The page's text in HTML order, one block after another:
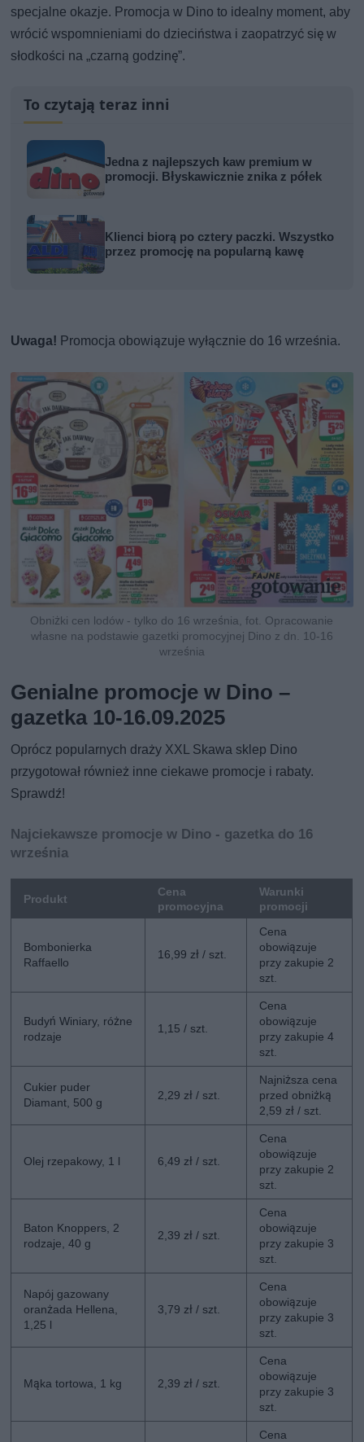
specjalne okazje. Promocja w Dino to idealny moment, aby
wrócić wspomnieniami do dzieciństwa i zaopatrzyć się w
słodkości na „czarną godzinę”.
To czytają teraz inni
Jedna z najlepszych kaw premium w
promocji. Błyskawicznie znika z półek
Klienci biorą po cztery paczki. Wszystko
przez promocję na popularną kawę
Uwaga! Promocja obowiązuje wyłącznie do 16 września.
Obniżki cen lodów - tylko do 16 września, fot. Opracowanie
własne na podstawie gazetki promocyjnej Dino z dn. 10-16
września
Genialne promocje w Dino –
gazetka 10-16.09.2025
Oprócz popularnych draży XXL Skawa sklep Dino
przygotował również inne ciekawe promocje i rabaty.
Sprawdź!
Najciekawsze promocje w Dino - gazetka do 16
września
Produkt
Cena
promocyjna
Warunki
promocji
Bombonierka
Raffaello
16,99 zł / szt.
Cena
obowiązuje
przy zakupie 2
szt.
Budyń Winiary, różne
rodzaje
1,15 / szt.
Cena
obowiązuje
przy zakupie 4
szt.
Cukier puder
Diamant, 500 g
2,29 zł / szt.
Najniższa cena
przed obniżką
2,59 zł / szt.
Olej rzepakowy, 1 l 6,49 zł / szt.
Cena
obowiązuje
przy zakupie 2
szt.
Baton Knoppers, 2
rodzaje, 40 g
2,39 zł / szt.
Cena
obowiązuje
przy zakupie 3
szt.
Napój gazowany
oranżada Hellena,
1,25 l
3,79 zł / szt.
Cena
obowiązuje
przy zakupie 3
szt.
Mąka tortowa, 1 kg 2,39 zł / szt.
Cena
obowiązuje
przy zakupie 3
szt.
Cena